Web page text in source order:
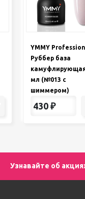
YMMY
Руббер база
мл (№013 с
шиммером)
430 ₽
Узнавайте об